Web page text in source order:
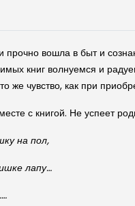
прочно вошла в быт и
книг волнуемся и
же чувство, как при
с книгой. Не успеет
на пол,
лапу…